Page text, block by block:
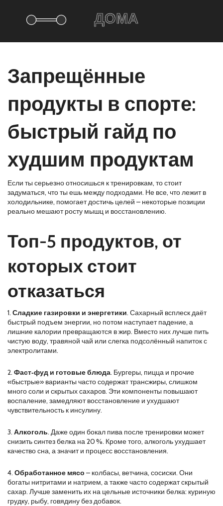
Запрещённые
продукты в спорте:
быстрый гайд по
худшим продуктам
Если ты серьезно относишься к тренировкам, то стоит
задуматься, что ты ешь между подходами. Не все, что лежит в
холодильнике, помогает достичь целей – некоторые позиции
реально мешают росту мышц и восстановлению.
Топ-5 продуктов, от
которых стоит
отказаться
1. Сладкие газировки и энергетики. Сахарный всплеск даёт
быстрый подъем энергии, но потом наступает падение, а
лишние калории превращаются в жир. Вместо них лучше пить
чистую воду, травяной чай или слегка подсолённый напиток с
электролитами.
2. Фаст‑фуд и готовые блюда. Бургеры, пицца и прочие
«быстрые» варианты часто содержат трансжиры, слишком
много соли и скрытых сахаров. Эти компоненты повышают
воспаление, замедляют восстановление и ухудшают
чувствительность к инсулину.
3. Алкоголь. Даже один бокал пива после тренировки может
снизить синтез белка на 20 %. Кроме того, алкоголь ухудшает
качество сна, а значит и процесс восстановления.
4. Обработанное мясо – колбасы, ветчина, сосиски. Они
богаты нитритами и натрием, а также часто содержат скрытый
сахар. Лучше заменить их на цельные источники белка: куриную
грудку, рыбу, говядину без добавок.